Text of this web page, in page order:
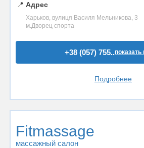
📍 Адрес
Харьков, вулиця Василя Мельникова, 3
м.Дворец спорта
+38 (057) 755..показать
Подробнее
Fitmassage
массажный салон